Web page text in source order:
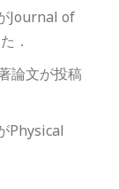
Journal of
．
論文が投稿
Physical